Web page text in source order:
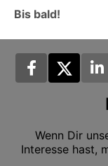
Bis bald!
Wenn Dir
Interesse hast,